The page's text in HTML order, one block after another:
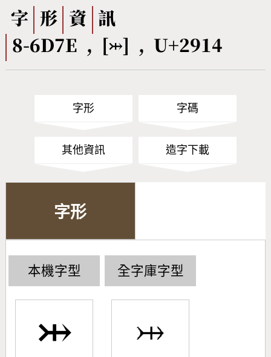
筆順序查詢
CNS查詢 Unicode查詢
字形下載
熱門查詢統計
字 形 資
訊
8-6D7E , [⤔] , U+2914
字形 字碼
其他資訊 造字下載
字形
本機字型
⤔
全字庫字型